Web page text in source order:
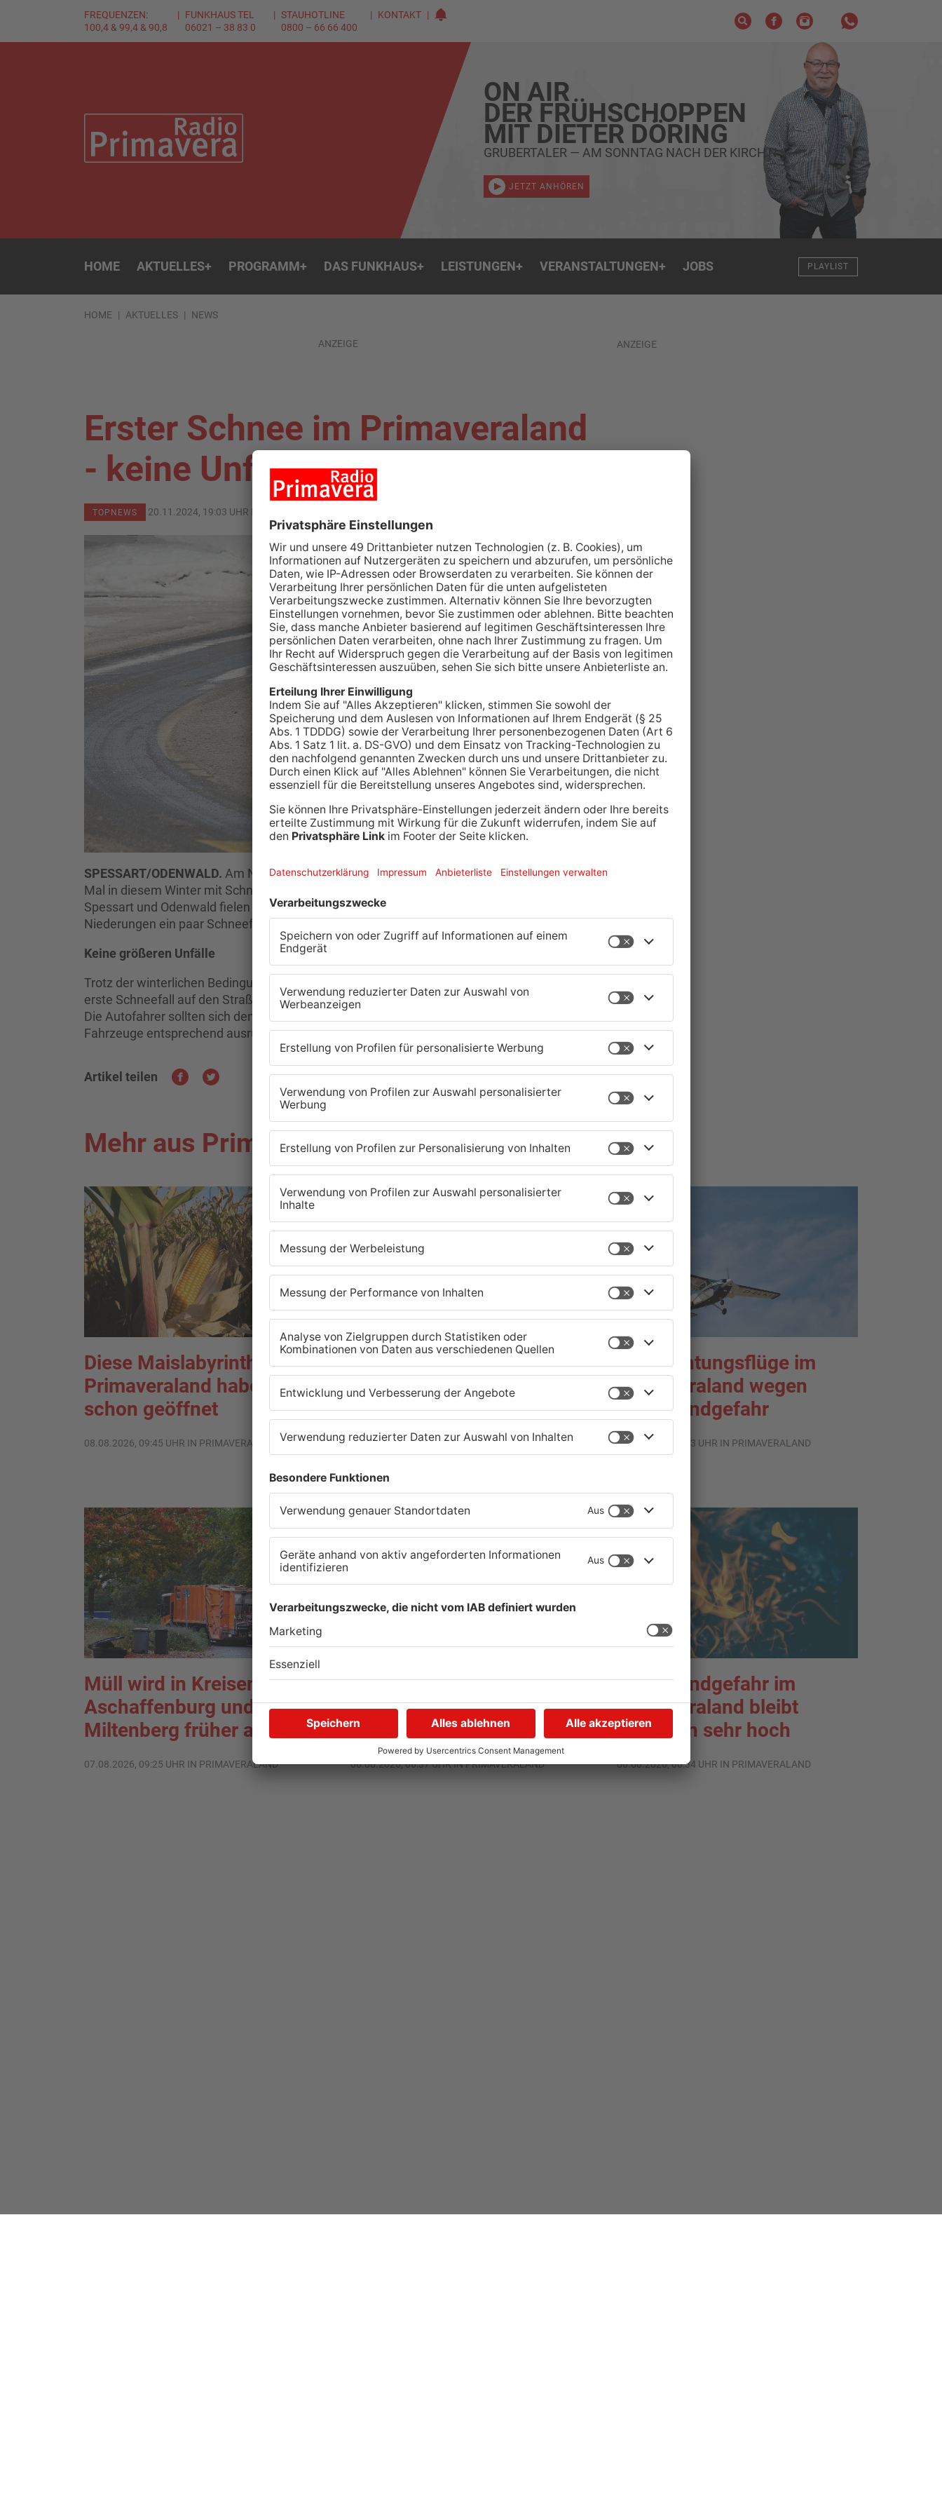
FREQUENZEN:
100,4 & 99,4 & 90,8
FUNKHAUS TEL
06021 – 38 83 0
STAUHOTLINE
0800 – 66 66 400
KONTAKT
ON AIR
DER FRÜHSCHOPPEN
MIT DIETER DÖRING
GRUBERTALER — AM SONNTAG NACH DER KIRCH'N
JETZT ANHÖREN
HOME AKTUELLES+ PROGRAMM+ DAS FUNKHAUS+ LEISTUNGEN+ VERANSTALTUNGEN+ JOBS PLAYLIST
HOME AKTUELLES NEWS
ANZEIGE
Erster Schnee im Primaveraland
- keine Unfälle
TOPNEWS 20.11.2024, 19:03 UHR IN
SPESSART/ODENWALD. Am Nachmittag sind Autofahrer im Primaveraland zum ersten
Mal in diesem Winter mit Schnee in Berührung gekommen. In den Höhenlagen von
Spessart und Odenwald fielen die ersten Flocken, später waren vereinzelt auch in den
Niederungen ein paar Schneeflocken zu sehen.
Keine größeren Unfälle
Trotz der winterlichen Bedingungen blieben größere Unfälle aus. Laut Polizei verlief der
erste Schneefall auf den Straßen glimpflich, wie diese auf Primavera-Nachfrage bestätigte.
Die Autofahrer sollten sich dennoch auf die bevorstehende Wintersaison einstellen und ihre
Fahrzeuge entsprechend ausrüsten.
Artikel teilen
ANZEIGE
Mehr aus Primaveraland
Diese Maislabyrinthe im
Primaveraland haben
schon geöffnet
08.08.2026, 09:45 UHR IN PRIMAVERALAND
Ferienende: ADAC erwartet
Stau-Wochenende im
Primaveraland
08.08.2026, 09:39 UHR IN PRIMAVERALAND
TOPNEWS
Beobachtungsflüge im
Primaveraland wegen
Waldbrandgefahr
08.08.2026, 09:33 UHR IN PRIMAVERALAND
Müll wird in Kreisen
Aschaffenburg und
Miltenberg früher abgeholt
07.08.2026, 09:25 UHR IN PRIMAVERALAND
Schwimmbäder im
Primaveraland weisen teils
erhebliche Mängel auf
06.08.2026, 06:37 UHR IN PRIMAVERALAND
Waldbrandgefahr im
Primaveraland bleibt
weiterhin sehr hoch
06.08.2026, 06:34 UHR IN PRIMAVERALAND